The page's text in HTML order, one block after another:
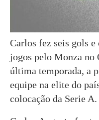
Carlos fez seis gols
jogos pelo Monza no
última temporada, a
equipe na elite do
colocação da Serie A.